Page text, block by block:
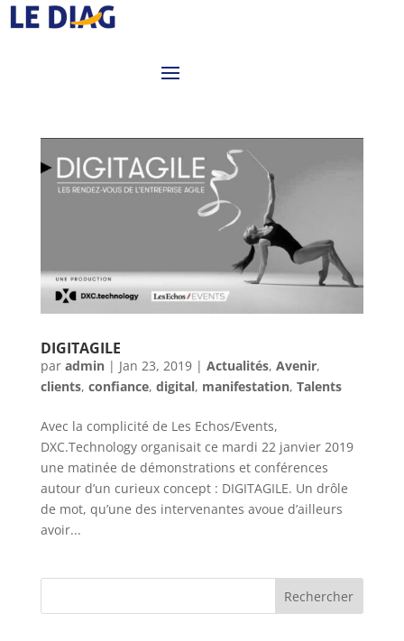
DIGITAGILE
par admin| Jan 23, 2019| Actualités, Avenir,
clients, confiance, digital, manifestation, Talents
Avec la complicité de Les Echos/Events,
DXC.Technology organisait ce mardi 22 janvier 2019
une matinée de démonstrations et conférences
autour d’un curieux concept : DIGITAGILE. Un drôle
de mot, qu’une des intervenantes avoue d’ailleurs
avoir...
Rechercher